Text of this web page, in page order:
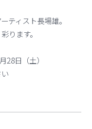
ティスト長場雄。
ります。
28日（土）